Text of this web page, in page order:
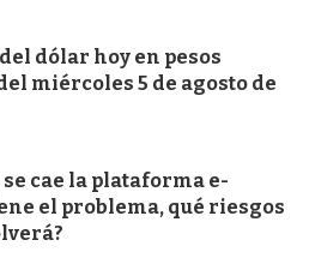
dólar hoy en pesos
miércoles 5 de agosto de
cae la plataforma e-
el problema, qué riesgos